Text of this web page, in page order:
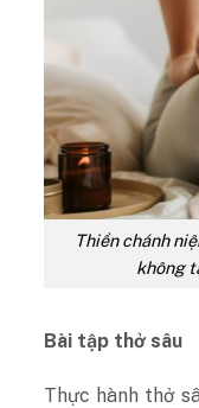
Thiền chánh
không
Bài tập thở sâu
Thực hành thở